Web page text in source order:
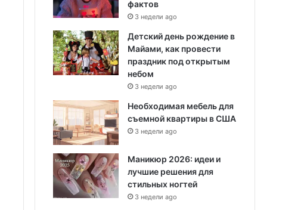
фактов
3 недели ago
Детский день рождение в
Майами, как провести
праздник под открытым
небом
3 недели ago
Необходимая мебель для
съемной квартиры в США
3 недели ago
Маникюр 2026: идеи и
лучшие решения для
стильных ногтей
3 недели ago